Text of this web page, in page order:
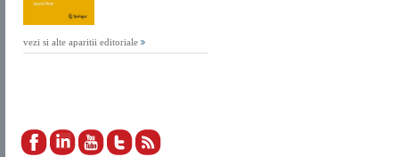
vezi si alte aparitii editoriale